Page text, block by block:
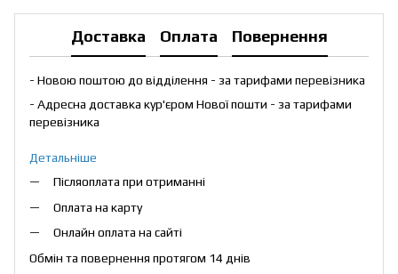
Доставка Оплата Повернення
- Новою поштою до відділення - за тарифами перевізника
- Адресна доставка кур'єром Нової пошти - за тарифами
перевізника
Детальніше
Післяоплата при отриманні
Оплата на карту
Онлайн оплата на сайті
Обмін та повернення протягом 14 днів